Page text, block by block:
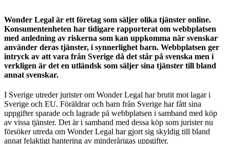
Wonder Legal är ett företag som säljer olika tjänster online.
Konsumentenheten har tidigare rapporterat om webbplatsen
med anledning av riskerna som kan uppkomma när svenskar
använder deras tjänster, i synnerlighet barn. Webbplatsen ger
intryck av att vara från Sverige då det står på svenska men i
verkligen är det en utländsk som säljer sina tjänster till bland
annat svenskar.
I Sverige utreder jurister om Wonder Legal har brutit mot lagar i
Sverige och EU. Föräldrar och barn från Sverige har fått sina
uppgifter sparade och lagrade på webbplatsen i samband med köp
av vissa tjänster. Det är i samband med dessa köp som jurister nu
försöker utreda om Wonder Legal har gjort sig skyldig till bland
annat felaktigt hantering av minderårigas uppgifter.